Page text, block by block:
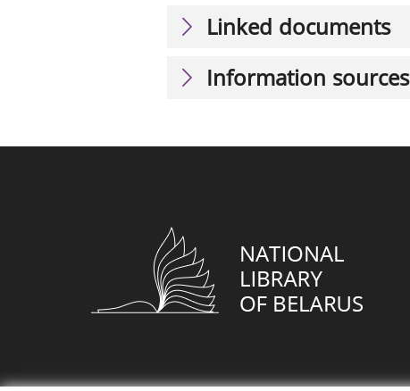
Linked documents
Information sources